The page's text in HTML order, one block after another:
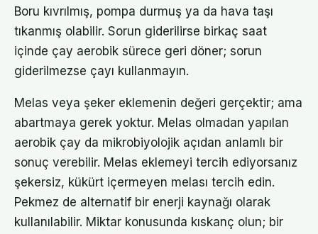
Boru kıvrılmış, pompa durmuş ya da hava taşı
tıkanmış olabilir. Sorun giderilirse birkaç saat
içinde çay aerobik sürece geri döner; sorun
giderilmezse çayı kullanmayın.
Melas veya şeker eklemenin değeri gerçektir; ama
abartmaya gerek yoktur. Melas olmadan yapılan
aerobik çay da mikrobiyolojik açıdan anlamlı bir
sonuç verebilir. Melas eklemeyi tercih ediyorsanız
şekersiz, kükürt içermeyen melası tercih edin.
Pekmez de alternatif bir enerji kaynağı olarak
kullanılabilir. Miktar konusunda kıskanç olun; bir